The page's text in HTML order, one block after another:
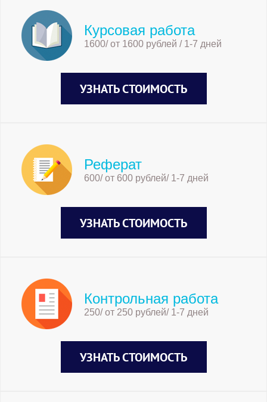
Курсовая работа
1600/ от 1600 рублей / 1-7 дней
УЗНАТЬ СТОИМОСТЬ
Реферат
600/ от 600 рублей/ 1-7 дней
УЗНАТЬ СТОИМОСТЬ
Контрольная работа
250/ от 250 рублей/ 1-7 дней
УЗНАТЬ СТОИМОСТЬ